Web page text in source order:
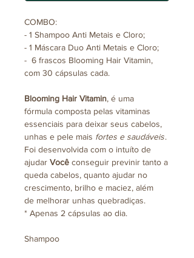
COMBO:
- 1 Shampoo Anti Metais e Cloro;
- 1 Máscara Duo Anti Metais e Cloro;
- 6 frascos Blooming Hair Vitamin,
com 30 cápsulas cada.
Blooming Hair Vitamin, é uma
fórmula composta pelas vitaminas
essenciais para deixar seus cabelos,
unhas e pele mais fortes e saudáveis.
Foi desenvolvida com o intuíto de
ajudar Você conseguir previnir tanto a
queda cabelos, quanto ajudar no
crescimento, brilho e maciez, além
de melhorar unhas quebradiças.
* Apenas 2 cápsulas ao dia.
Shampoo